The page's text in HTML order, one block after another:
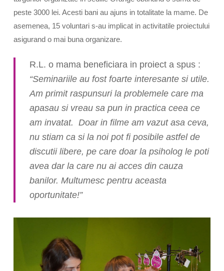
peste 3000 lei. Acesti bani au ajuns in totalitate la mame. De
asemenea, 15 voluntari s-au implicat in activitatile proiectului
asigurand o mai buna organizare.
R.L. o mama beneficiara in proiect a spus :
“Seminariile au fostfoarte interesante si utile.
Am primit raspunsuri la problemele care ma
apasau si vreau sa pun in practica ceea ce
am invatat. Doar in filme am vazut asa ceva,
nu stiam ca si la noi pot fi posibile astfelde
discutii libere, pe care doar la psiholog le poti
avea dar la care nu ai accesdin cauza
banilor. Multumescpentru aceasta
oportunitate!”